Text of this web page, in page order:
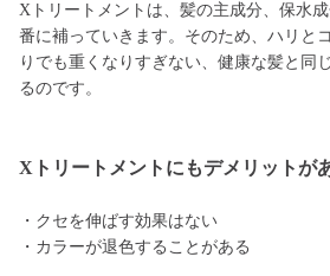
Xトリートメントは、髪の主成分、保水
番に補っていきます。そのため、ハリと
りでも重くなりすぎない、健康な髪と同
るのです。
Xトリートメントにもデメリットが
・クセを伸ばす効果はない
・カラーが退色することがある